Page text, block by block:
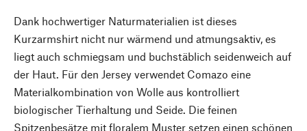
Dank hochwertiger Naturmaterialien ist dieses
Kurzarmshirt nicht nur wärmend und atmungsaktiv, es
liegt auch schmiegsam und buchstäblich seidenweich auf
der Haut. Für den Jersey verwendet Comazo eine
Materialkombination von Wolle aus kontrolliert
biologischer Tierhaltung und Seide. Die feinen
Spitzenbesätze mit floralem Muster setzen einen schönen